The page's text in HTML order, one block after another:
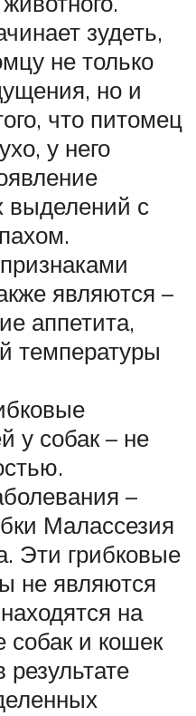
зудеть,
не только
но и
что питомец
у него
выделений с
являются –
аппетита,
температуры
у собак – не
–
Малассезия
Эти грибковые
не являются
на
собак и кошек